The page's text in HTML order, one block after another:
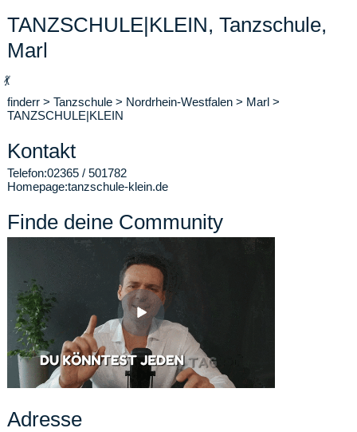
TANZSCHULE|KLEIN, Tanzschule,
Marl
💃
finderr > Tanzschule > Nordrhein-Westfalen > Marl >
TANZSCHULE|KLEIN
Kontakt
Telefon:02365 / 501782
Homepage:tanzschule-klein.de
Finde deine Community
Adresse